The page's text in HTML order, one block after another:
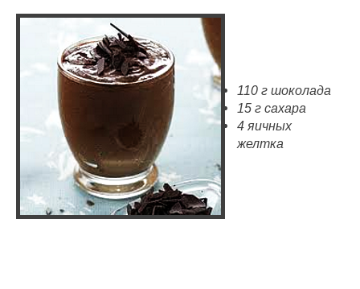
110 г шоколада
15 г сахара
4 яичных
желтка